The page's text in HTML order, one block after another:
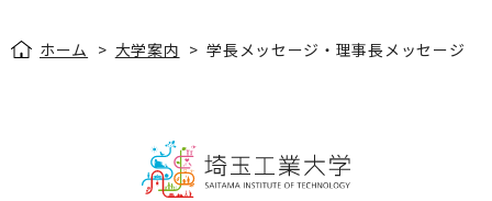
ホーム > 大学案内 >学長メッセージ・理事長メッセージ